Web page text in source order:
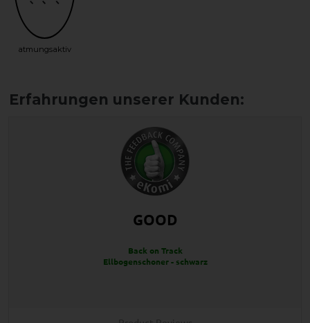
atmungsaktiv
GOOD
Back on Track
Ellbogenschoner - schwarz